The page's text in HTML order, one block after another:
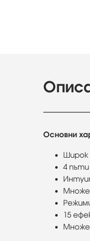
Основни
Широк
4
15